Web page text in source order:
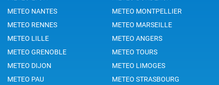
METEO NANTES
METEO MONTPELLIER
METEO RENNES
METEO MARSEILLE
METEO LILLE
METEO ANGERS
METEO GRENOBLE
METEO TOURS
METEO DIJON
METEO LIMOGES
METEO PAU
METEO STRASBOURG